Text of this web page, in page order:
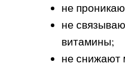
не
не
витамины;
не снижают